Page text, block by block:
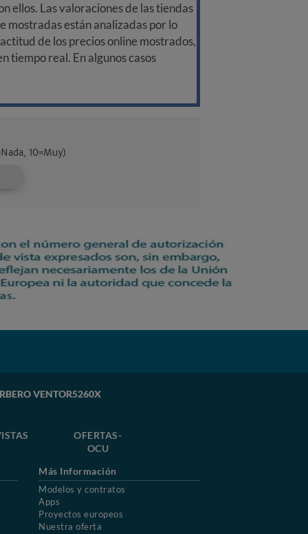
ellos. Las valoraciones de las tiendas
mostradas están analizadas por lo
de los precios online mostrados,
tiempo real. En algunos casos
VENTOR5260X
OFERTAS-
OCU
Más Información
Modelos y contratos
Apps
Proyectos europeos
Nuestra oferta